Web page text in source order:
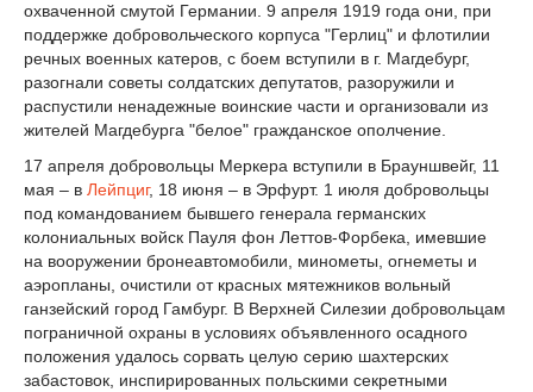
охваченной смутой Германии. 9 апреля 1919 года они, при
поддержке добровольческого корпуса "Герлиц" и флотилии
речных военных катеров, с боем вступили в г. Магдебург,
разогнали советы солдатских депутатов, разоружили и
распустили ненадежные воинские части и организовали из
жителей Магдебурга "белое" гражданское ополчение.
17 апреля добровольцы Меркера вступили в Брауншвейг, 11
мая – в Лейпциг, 18 июня – в Эрфурт. 1 июля добровольцы
под командованием бывшего генерала германских
колониальных войск Пауля фон Леттов-Форбека, имевшие
на вооружении бронеавтомобили, минометы, огнеметы и
аэропланы, очистили от красных мятежников вольный
ганзейский город Гамбург. В Верхней Силезии добровольцам
пограничной охраны в условиях объявленного осадного
положения удалось сорвать целую серию шахтерских
забастовок, инспирированных польскими секретными